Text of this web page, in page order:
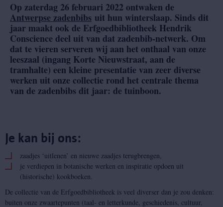
Op zaterdag 26 februari 2022 ontwaken de
Antwerpse zadenbibs uit hun winterslaap. Sinds dit
jaar maakt ook de Erfgoedbibliotheek Hendrik
Conscience deel uit van dat zadenbib-netwerk. Om
dat te vieren serveren wij aan het onthaal van onze
leeszaal (ingang Korte Nieuwstraat, aan de
tramhalte) een kleine presentatie van zeer diverse
werken uit onze collectie rond het centrale thema
van de zadenbibs dit jaar: de tuinboon.
Je kan bij ons:
zaadjes ‘uitlenen’ en nieuwe zaadjes terugbrengen,
je verdiepen in botanische werken en inspiratie opdoen uit
(historische) kookboeken.
De collectie van de Erfgoedbibliotheek is veel diverser dan je zou denken:
buiten onze zwaartepunten (taal- en letterkunde, geschiedenis, cultuur,